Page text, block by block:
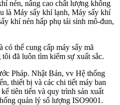
nén, nâng cao chất lượng không
là Máy sấy khí lạnh, Máy sấy khí
khí nén hấp phụ tái sinh mô-đun,
thể cung cấp máy sấy mã
đã luôn tìm kiếm sự xuất sắc.
Pháp. Nhật Bản, vv Hệ thống
thiết bị và các chi tiết máy ban
tiên tiến và quy trình sản xuất
quản lý số lượng ISO9001.